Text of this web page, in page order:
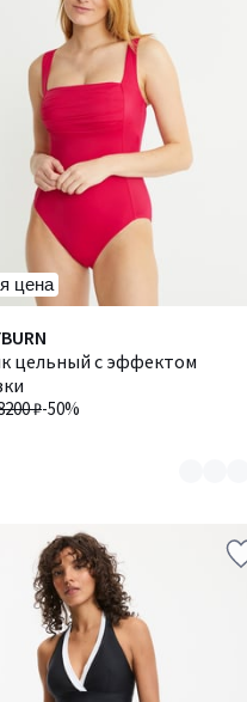
цена
цельный с эффектом
₽-50%